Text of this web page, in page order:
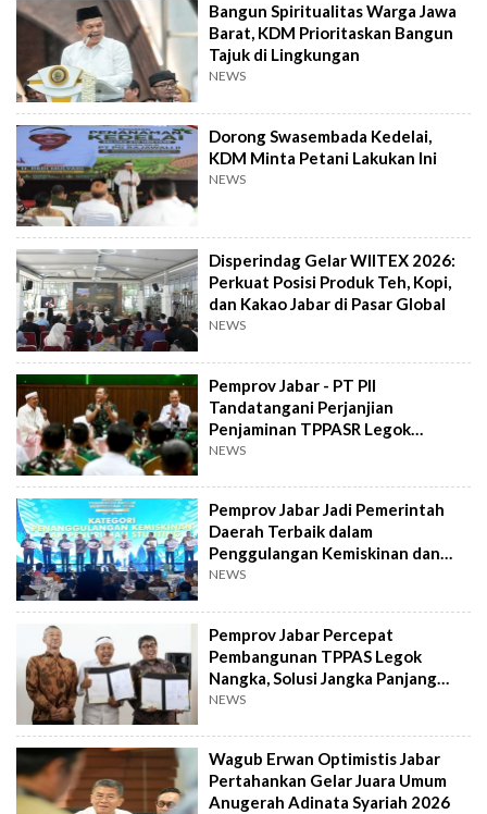
Bangun Spiritualitas Warga Jawa
Barat, KDM Prioritaskan Bangun
Tajuk di Lingkungan
NEWS
Dorong Swasembada Kedelai,
KDM Minta Petani Lakukan Ini
NEWS
Disperindag Gelar WIITEX 2026:
Perkuat Posisi Produk Teh, Kopi,
dan Kakao Jabar di Pasar Global
NEWS
Pemprov Jabar - PT PII
Tandatangani Perjanjian
Penjaminan TPPASR Legok
Nangka: Tingkatkan Investor
NEWS
Pemprov Jabar Jadi Pemerintah
Daerah Terbaik dalam
Penggulangan Kemiskinan dan
Penurunan Stunting
NEWS
Pemprov Jabar Percepat
Pembangunan TPPAS Legok
Nangka, Solusi Jangka Panjang
Kelola Sampah Regional
NEWS
Wagub Erwan Optimistis Jabar
Pertahankan Gelar Juara Umum
Anugerah Adinata Syariah 2026